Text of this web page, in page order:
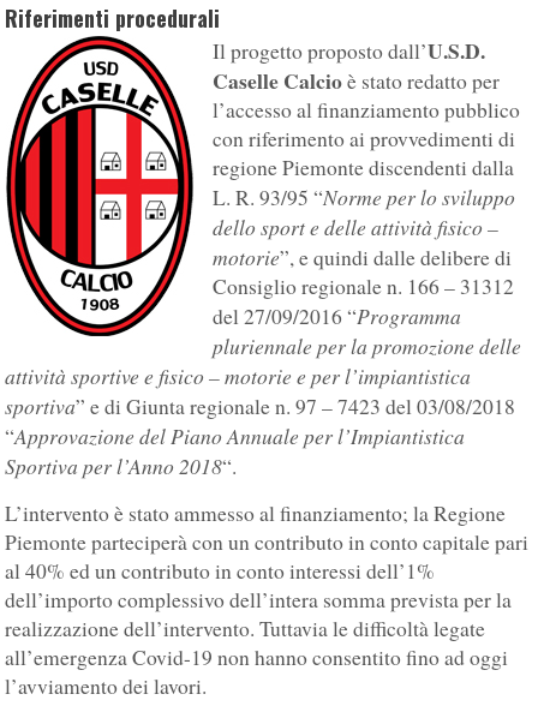
Riferimenti procedurali
Il progetto proposto dall’U.S.D.
Caselle Calcioè stato redatto per
l’accesso al finanziamento pubblico
con riferimento ai provvedimenti di
regione Piemonte discendenti dalla
L. R. 93/95 “Norme per lo sviluppo
dello sport e delle attività fisico –
motorie”, e quindi dalle delibere di
Consiglio regionale n. 166 – 31312
del 27/09/2016 “Programma
pluriennale per la promozione delle
attività sportive e fisico – motorie e per l’impiantistica
sportiva” e di Giunta regionale n. 97 – 7423 del 03/08/2018
“Approvazione del Piano Annuale per l’Impiantistica
Sportiva per l’Anno 2018“.
L’intervento è stato ammesso al finanziamento; la Regione
Piemonte parteciperà con un contributo in conto capitale pari
al 40% ed un contributo in conto interessi dell’1%
dell’importo complessivo dell’intera somma prevista per la
realizzazione dell’intervento. Tuttavia le difficoltà legate
all’emergenza Covid-19 non hanno consentito fino ad oggi
l’avviamento dei lavori.